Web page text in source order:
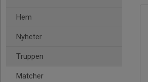
Hem
Nyheter
Truppen
Matcher